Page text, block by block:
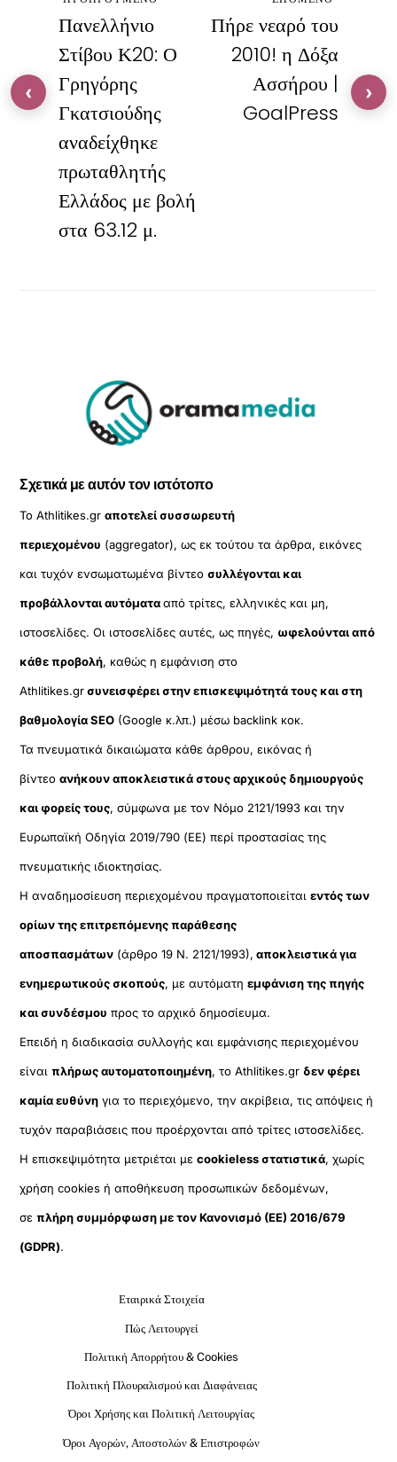
Πανελλήνιο
Στίβου Κ20: Ο
Γρηγόρης
Γκατσιούδης
αναδείχθηκε
πρωταθλητής
Ελλάδος με βολή
στα 63.12 μ.
Πήρε νεαρό του
2010! η Δόξα
Ασσήρου |
GoalPress
Σχετικά με αυτόν τον ιστότοπο
Το Athlitikes.grαποτελεί συσσωρευτή
περιεχομένου (aggregator), ως εκ τούτου τα άρθρα, εικόνες
και τυχόν ενσωματωμένα βίντεοσυλλέγονται και
προβάλλονται αυτόματααπό τρίτες, ελληνικές και μη,
ιστοσελίδες. Οι ιστοσελίδες αυτές, ως πηγές, ωφελούνται από
κάθε προβολή, καθώς η εμφάνιση στο
Athlitikes.grσυνεισφέρει στην επισκεψιμότητά τους και στη
βαθμολογία SEO (Google κ.λπ.) μέσω backlink κοκ.
Τα πνευματικά δικαιώματα κάθε άρθρου, εικόνας ή
βίντεοανήκουν αποκλειστικά στους αρχικούς δημιουργούς
και φορείς τους, σύμφωνα με τον Νόμο 2121/1993 και την
Ευρωπαϊκή Οδηγία 2019/790 (ΕΕ) περί προστασίας της
πνευματικής ιδιοκτησίας.
Η αναδημοσίευση περιεχομένου πραγματοποιείταιεντός των
ορίων της επιτρεπόμενης παράθεσης
αποσπασμάτων (άρθρο 19 Ν. 2121/1993), αποκλειστικά για
ενημερωτικούς σκοπούς, με αυτόματηεμφάνιση της πηγής
και συνδέσμου προς το αρχικό δημοσίευμα.
Επειδή η διαδικασία συλλογής και εμφάνισης περιεχομένου
είναιπλήρως αυτοματοποιημένη, το Athlitikes.gr δεν φέρει
καμία ευθύνη για το περιεχόμενο, την ακρίβεια, τις απόψεις ή
τυχόν παραβιάσεις που προέρχονται από τρίτες ιστοσελίδες.
Η επισκεψιμότητα μετριέται μεcookieless στατιστικά, χωρίς
χρήση cookies ή αποθήκευση προσωπικών δεδομένων,
σεπλήρη συμμόρφωση με τον Κανονισμό (ΕΕ) 2016/679
(GDPR).
Εταιρικά Στοιχεία
Πώς Λειτουργεί
Πολιτική Απορρήτου & Cookies
Πολιτική Πλουραλισμού και Διαφάνειας
Όροι Χρήσης και Πολιτική Λειτουργίας
Όροι Αγορών, Αποστολών & Επιστροφών
‹ ›